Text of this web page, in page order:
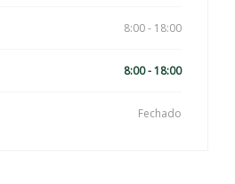
8:00 - 18:00
8:00 - 18:00
Fechado